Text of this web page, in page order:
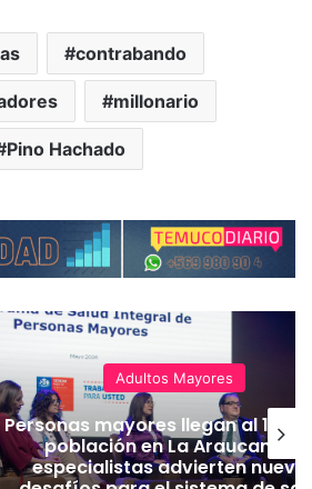
contrabando
millonario
Pino Hachado
Adultos Mayores
Personas mayores llegan al 14%
población en La Araucanía y
especialistas advierten